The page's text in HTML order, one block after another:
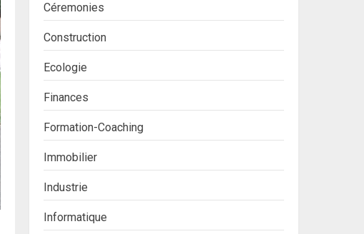
Céremonies
Construction
Ecologie
Finances
Formation-Coaching
Immobilier
Industrie
Informatique